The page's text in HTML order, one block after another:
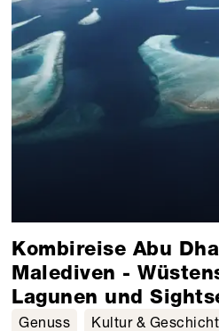
Kombireise Abu
Malediven -
Lagunen und
Genuss
Kultur &